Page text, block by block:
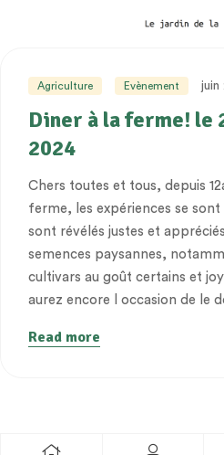
Agriculture Evènement juin
Diner à la ferme! le
2024
Chers toutes et tous, depuis
ferme, les expériences se sont
sont révélés justes et
semences paysannes,
cultivars au goût certains et
aurez encore l occasion de le
Read more